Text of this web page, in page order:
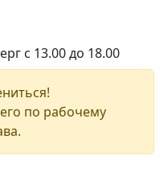
с 13.00 до 18.00
по рабочему